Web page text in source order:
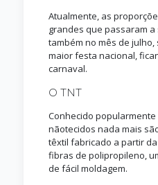
Atualmente, as
grandes que passaram
também no mês de
maior festa nacional,
carnaval.
O TNT
Conhecido popularmente
nãotecidos nada mais
têxtil fabricado a partir
fibras de polipropileno,
de fácil moldagem.